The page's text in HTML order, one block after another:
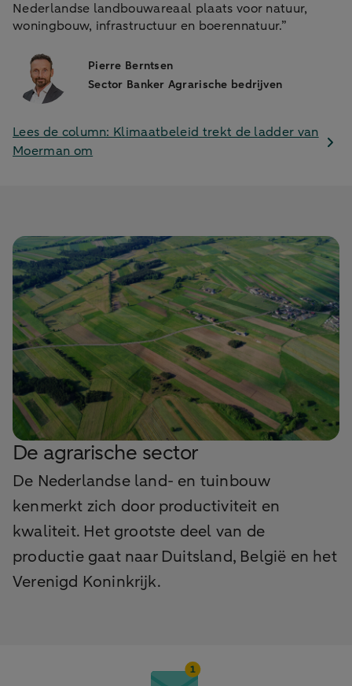
Nederlandse landbouwareaal plaats voor natuur,
woningbouw, infrastructuur en boerennatuur.”
Pierre Berntsen
Sector Banker Agrarische bedrijven
Lees de column: Klimaatbeleid trekt de ladder van
Moerman om
De agrarische sector
De Nederlandse land- en tuinbouw
kenmerkt zich door productiviteit en
kwaliteit. Het grootste deel van de
productie gaat naar Duitsland, België en het
Verenigd Koninkrijk.